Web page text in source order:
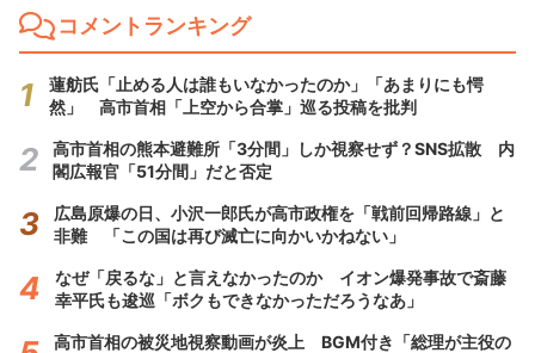
コメントランキング
蓮舫氏「止める人は誰もいなかったのか」「あまりにも愕
然」 高市首相「上空から合掌」巡る投稿を批判
高市首相の熊本避難所「3分間」しか視察せず？SNS拡散 内
閣広報官「51分間」だと否定
広島原爆の日、小沢一郎氏が高市政権を「戦前回帰路線」と
非難 「この国は再び滅亡に向かいかねない」
なぜ「戻るな」と言えなかったのか イオン爆発事故で斎藤
幸平氏も逡巡「ボクもできなかっただろうなあ」
高市首相の被災地視察動画が炎上 BGM付き「総理が主役の